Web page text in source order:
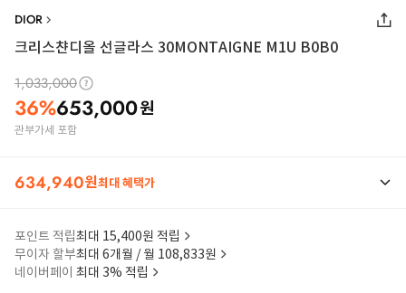
DIOR
크리스챤디올 선글라스 30MONTAIGNE M1U B0B0
1,033,000
36%653,000원
관부가세 포함
634,940원최대 혜택가
포인트 적립최대 15,400원 적립
무이자 할부최대 6개월 / 월 108,833원
네이버페이 최대 3% 적립